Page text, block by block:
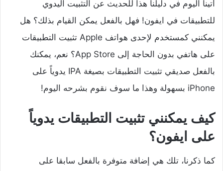
أتينا اليوم في دليلنا هذا للحديث عن التثبيت اليدوي
للتطبيقات في ايفون! فهل بالفعل يمكن القيام بذلك؟ هل
يمكنني كمستخدم لإحدى هواتف Apple تثبيت التطبيقات
على هاتفي بدون الحاجة إلى App Store؟ نعم، يمكنك
بالفعل صديقي تثبيت التطبيقات بصيغة IPA يدوياً على
iPhone بسهولة وهذا ما سوف نقوم بشرحه اليوم!
كيف يمكنني تثبيت التطبيقات يدوياً
على ايفون؟
كما ذكرنا، تلك هي إضافة متوفرة بالفعل سابقا على